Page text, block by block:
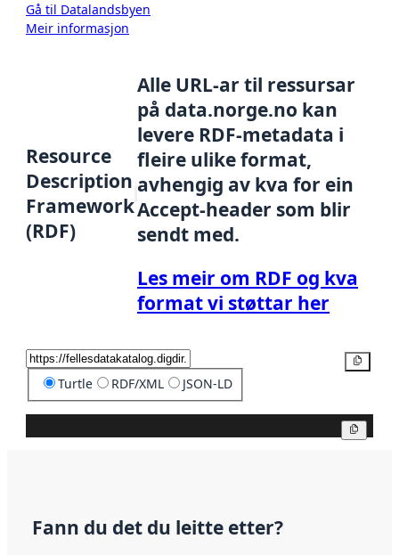
Gå til Datalandsbyen
Meir informasjon
Resource
Description
Framework
(RDF)
Alle URL-ar til ressursar
på data.norge.no kan
levere RDF-metadata i
fleire ulike format,
avhengig av kva for ein
Accept-header som blir
sendt med.
Les meir om RDF og kva
format vi støttar her
Turtle RDF/XML JSON-LD
Fann du det du leitte etter?